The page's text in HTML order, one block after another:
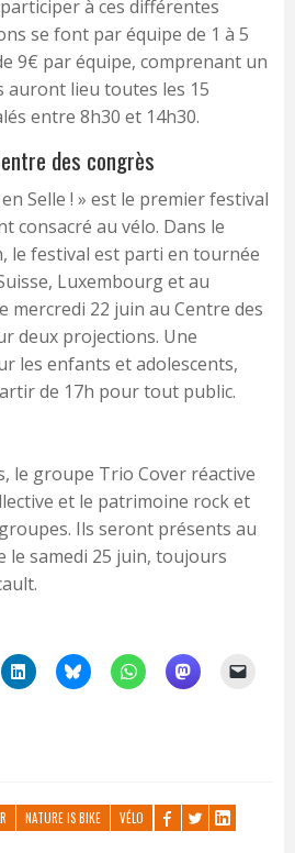
à ces différentes
se font par équipe de 1 à 5
9€ par équipe, comprenant un
auront lieu toutes les 15
entre 8h30 et 14h30.
des congrès
Selle ! » est le premier festival
consacré au vélo. Dans le
le festival est parti en tournée
Luxembourg et au
mercredi 22 juin au Centre des
deux projections. Une
les enfants et adolescents,
de 17h pour tout public.
le groupe Trio Cover réactive
et le patrimoine rock et
Ils seront présents au
le samedi 25 juin, toujours
NATURE IS BIKE VÉLO